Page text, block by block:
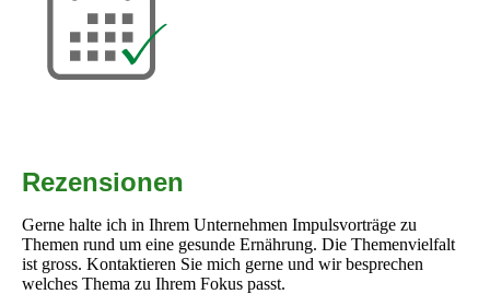
Rezensionen
Gerne halte ich in Ihrem Unternehmen Impulsvorträge zu
Themen rund um eine gesunde Ernährung. Die Themenvielfalt
ist gross. Kontaktieren Sie mich gerne und wir besprechen
welches Thema zu Ihrem Fokus passt.